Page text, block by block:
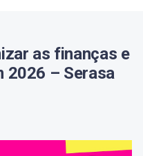
as finanças e
2026 – Serasa